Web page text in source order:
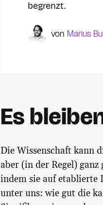
begrenzt.
Marius
Es
Die Wissenschaft kann
aber (in der Regel)
indem sie auf
unter uns: wie gut die